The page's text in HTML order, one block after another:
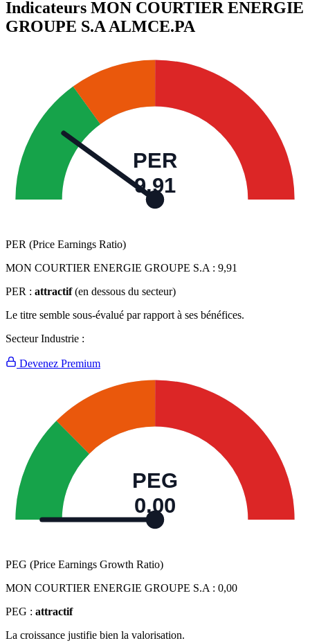
Indicateurs MON COURTIER ENERGIE
GROUPE S.AALMCE.PA
PER
9,91
PER (Price Earnings Ratio)
MON COURTIER ENERGIE GROUPE S.A : 9,91
PER : attractif (en dessous du secteur)
Le titre semble sous-évalué par rapport à ses bénéfices.
Secteur Industrie :
Devenez Premium
PEG
0,00
PEG (Price Earnings Growth Ratio)
MON COURTIER ENERGIE GROUPE S.A : 0,00
PEG : attractif
La croissance justifie bien la valorisation.